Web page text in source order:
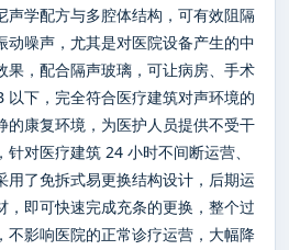
声学配方与多腔体结构，可有效阻隔
动噪声，尤其是对医院设备产生的中
果，配合隔声玻璃，可让病房、手术
下，完全符合医疗建筑对声环境的
的康复环境，为医护人员提供不受干
对医疗建筑 24 小时不间断运营、
用了免拆式易更换结构设计，后期运
，即可快速完成充条的更换，整个过
不影响医院的正常诊疗运营，大幅降